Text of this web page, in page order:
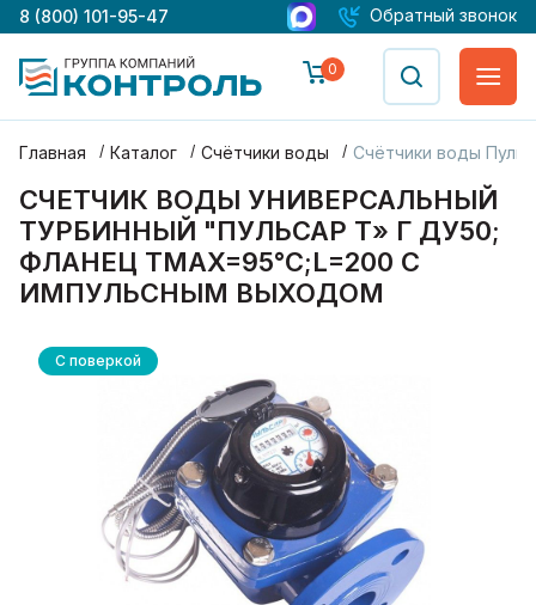
8 (800) 101-95-47 Обратный звонок
0
Главная Каталог Счётчики воды Счётчики воды
СЧЕТЧИК ВОДЫ УНИВЕРСАЛЬНЫЙ
ТУРБИННЫЙ "ПУЛЬСАР Т» Г ДУ50;
ФЛАНЕЦ ТMAX=95°С;L=200 С
ИМПУЛЬСНЫМ ВЫХОДОМ
С поверкой